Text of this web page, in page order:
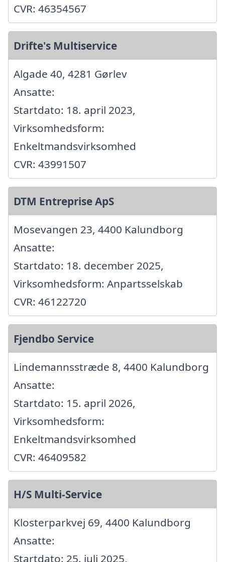
CVR: 46354567
Drifte's Multiservice
Algade 40, 4281 Gørlev
Ansatte:
Startdato: 18. april 2023,
Virksomhedsform:
Enkeltmandsvirksomhed
CVR: 43991507
DTM Entreprise ApS
Mosevangen 23, 4400 Kalundborg
Ansatte:
Startdato: 18. december 2025,
Virksomhedsform: Anpartsselskab
CVR: 46122720
Fjendbo Service
Lindemannsstræde 8, 4400 Kalundborg
Ansatte:
Startdato: 15. april 2026,
Virksomhedsform:
Enkeltmandsvirksomhed
CVR: 46409582
H/S Multi-Service
Klosterparkvej 69, 4400 Kalundborg
Ansatte:
Startdato: 25. juli 2025,